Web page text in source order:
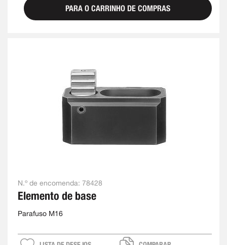
PARA O CARRINHO DE COMPRAS
N.º de encomenda: 78428
Elemento de base
Parafuso M16